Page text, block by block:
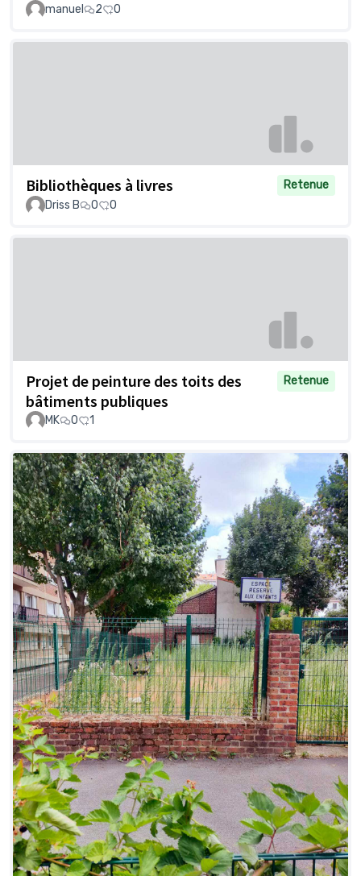
manuel 2 0
Bibliothèques à livres
Retenue
Driss B
0 0
Projet de peinture des toits des
bâtiments publiques
Retenue
MK 0 1